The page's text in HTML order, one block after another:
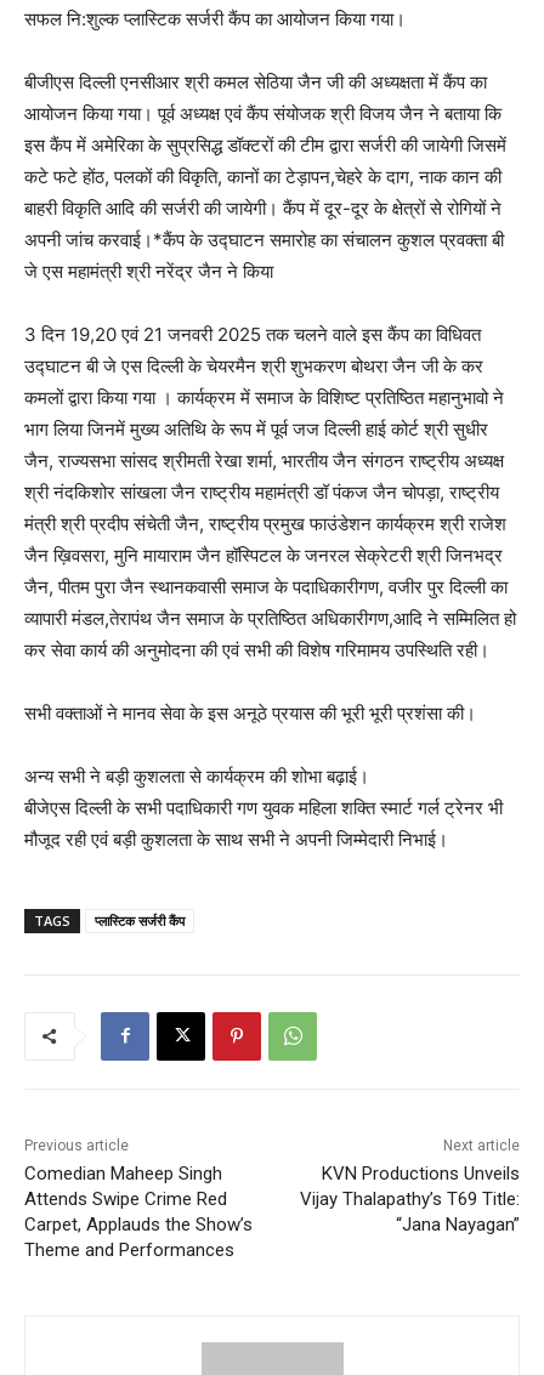
सफल नि:शुल्क प्लास्टिक सर्जरी कैंप का आयोजन किया गया।
बीजीएस दिल्ली एनसीआर श्री कमल सेठिया जैन जी की अध्यक्षता में कैंप का
आयोजन किया गया। पूर्व अध्यक्ष एवं कैंप संयोजक श्री विजय जैन ने बताया कि
इस कैंप में अमेरिका के सुप्रसिद्ध डॉक्टरों की टीम द्वारा सर्जरी की जायेगी जिसमें
कटे फटे होंठ, पलकों की विकृति, कानों का टेड़ापन,चेहरे के दाग, नाक कान की
बाहरी विकृति आदि की सर्जरी की जायेगी। कैंप में दूर-दूर के क्षेत्रों से रोगियों ने
अपनी जांच करवाई।*कैंप के उद्घाटन समारोह का संचालन कुशल प्रवक्ता बी
जे एस महामंत्री श्री नरेंद्र जैन ने किया
3 दिन 19,20 एवं 21 जनवरी 2025 तक चलने वाले इस कैंप का विधिवत
उद्घाटन बी जे एस दिल्ली के चेयरमैन श्री शुभकरण बोथरा जैन जी के कर
कमलों द्वारा किया गया । कार्यक्रम में समाज के विशिष्ट प्रतिष्ठित महानुभावो ने
भाग लिया जिनमें मुख्य अतिथि के रूप में पूर्व जज दिल्ली हाई कोर्ट श्री सुधीर
जैन, राज्यसभा सांसद श्रीमती रेखा शर्मा, भारतीय जैन संगठन राष्ट्रीय अध्यक्ष
श्री नंदकिशोर सांखला जैन राष्ट्रीय महामंत्री डॉ पंकज जैन चोपड़ा, राष्ट्रीय
मंत्री श्री प्रदीप संचेती जैन, राष्ट्रीय प्रमुख फाउंडेशन कार्यक्रम श्री राजेश
जैन ख़िवसरा, मुनि मायाराम जैन हॉस्पिटल के जनरल सेक्रेटरी श्री जिनभद्र
जैन, पीतम पुरा जैन स्थानकवासी समाज के पदाधिकारीगण, वजीर पुर दिल्ली का
व्यापारी मंडल,तेरापंथ जैन समाज के प्रतिष्ठित अधिकारीगण,आदि ने सम्मिलित हो
कर सेवा कार्य की अनुमोदना की एवं सभी की विशेष गरिमामय उपस्थिति रही।
सभी वक्ताओं ने मानव सेवा के इस अनूठे प्रयास की भूरी भूरी प्रशंसा की।
अन्य सभी ने बड़ी कुशलता से कार्यक्रम की शोभा बढ़ाई।
बीजेएस दिल्ली के सभी पदाधिकारी गण युवक महिला शक्ति स्मार्ट गर्ल ट्रेनर भी
मौजूद रही एवं बड़ी कुशलता के साथ सभी ने अपनी जिम्मेदारी निभाई।
TAGS प्लास्टिक सर्जरी कैंप
Previous article
Comedian Maheep Singh
Attends Swipe Crime Red
Carpet, Applauds the Show’s
Theme and Performances
Next article
KVN Productions Unveils
Vijay Thalapathy’s T69 Title:
“Jana Nayagan”